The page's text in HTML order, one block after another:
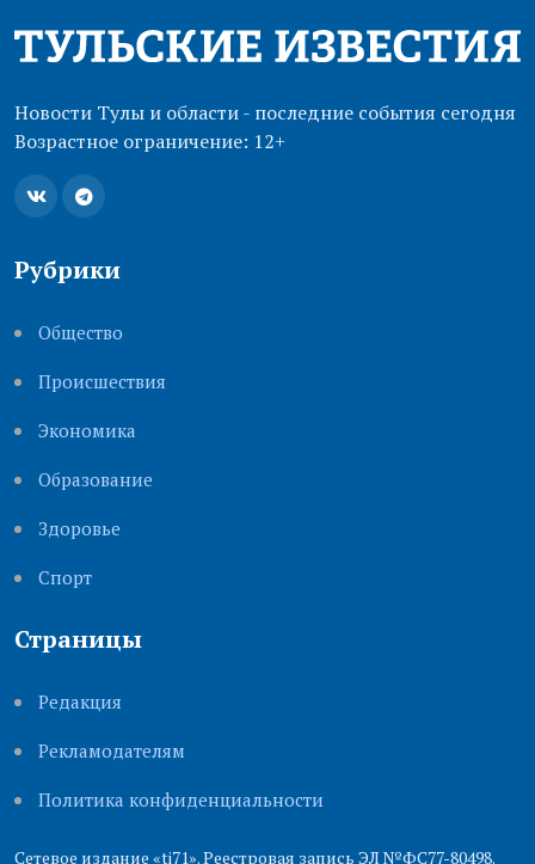
Новости Тулы и области - последние события сегодня
Возрастное ограничение: 12+
Рубрики
Общество
Происшествия
Экономика
Образование
Здоровье
Cпорт
Страницы
Редакция
Рекламодателям
Политика конфиденциальности
Сетевое издание «ti71». Реестровая запись ЭЛ №ФС77-80498.